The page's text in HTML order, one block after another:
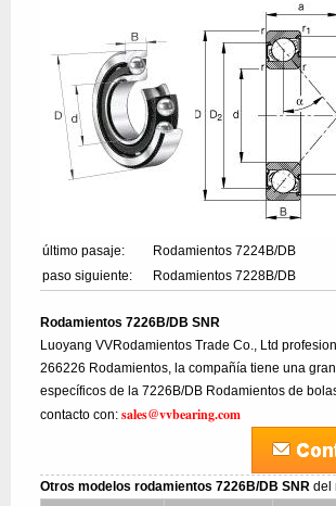
último pasaje:
Rodamientos 7224B/DB
paso siguiente:
Rodamientos 7228B/DB
Rodamientos 7226B/DB SNR
Luoyang VVRodamientos Trade Co., Ltd
266226 Rodamientos, la compañía tiene una
específicos de la 7226B/DB Rodamientos de
contacto con:sales@vvbearing.com
Otros modelos rodamientos 7226B/DB SNRdel